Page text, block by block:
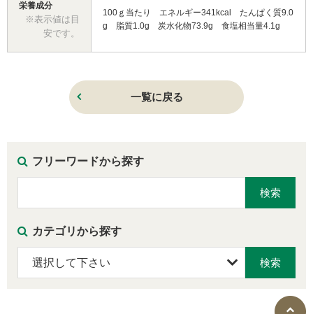
栄養成分
※表示値は目
安です。
100ｇ当たり エネルギー341kcal たんぱく質9.0
g 脂質1.0g 炭水化物73.9g 食塩相当量4.1g
一覧に戻る
フリーワードから探す
カテゴリから探す